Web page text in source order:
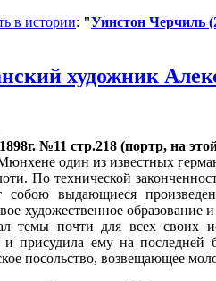
в истории: "Уинстон Черчиль
художник
№11 стр.218 (портр, на
Мюнхене один из известных
По технической
собою выдающиеся
художественное
темы почти для всех своих
присудила ему на последней
посольство, возвещающее